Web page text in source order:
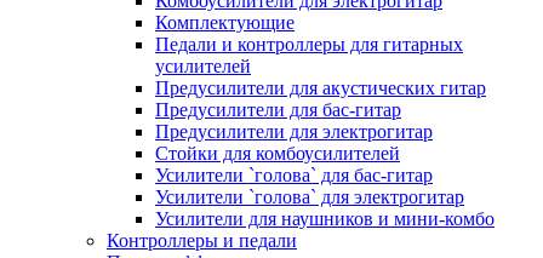
Комплектующие
Педали и контроллеры для гитарных
усилителей
Предусилители для акустических гитар
Предусилители для бас-гитар
Предусилители для электрогитар
Стойки для комбоусилителей
Усилители `голова` для бас-гитар
Усилители `голова` для электрогитар
Усилители для наушников и мини-комбо
Контроллеры и педали